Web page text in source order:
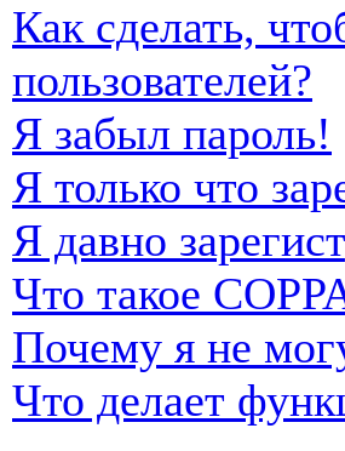
Как сделать,
пользователей?
Я забыл пароль!
Я только что
Я давно
Что такое
Почему я не
Что делает